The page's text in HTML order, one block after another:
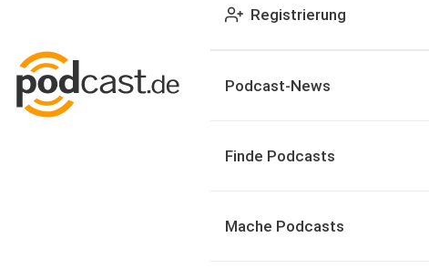
Registrierung
Podcast-News
Finde Podcasts
Mache Podcasts